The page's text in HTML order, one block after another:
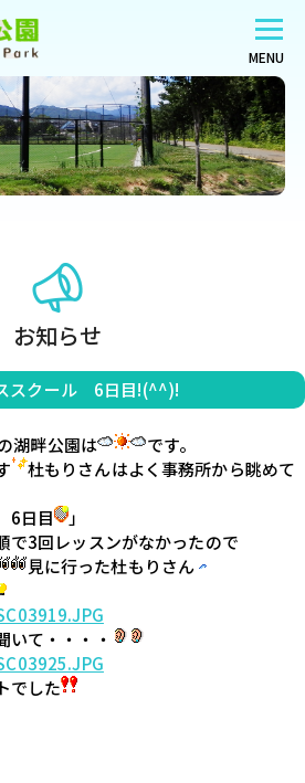
MENU
お知らせ
スクール 6日目!(^^)!
西南杜の湖畔公園は
です。
杜もりさんはよく事務所から眺めて
6日目
」
3回レッスンがなかったので
見に行った杜もりさん
いて・・・・
でした